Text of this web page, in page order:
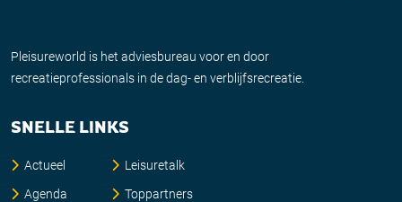
Pleisureworld is het adviesbureau voor en door
recreatieprofessionals in de dag- en verblijfsrecreatie.
SNELLE LINKS
Actueel
Agenda
Leisuretalk
Toppartners